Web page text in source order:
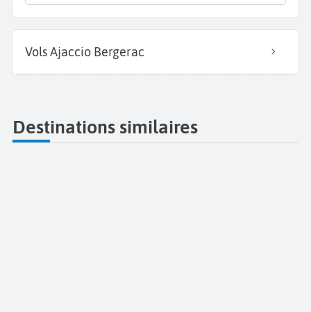
Vols Ajaccio Bergerac
Destinations similaires